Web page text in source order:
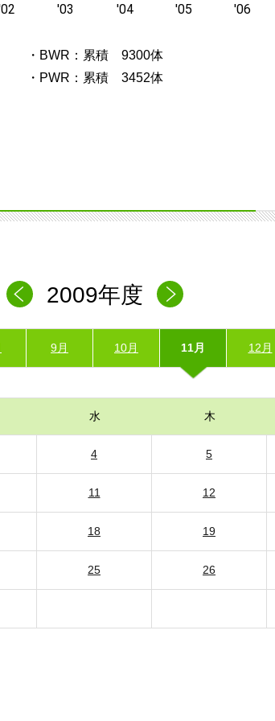
・BWR：累積 9300体
・PWR：累積 3452体
2009年度
9月 10月 11月 12月
水 木
4 5
11 12
18 19
25 26